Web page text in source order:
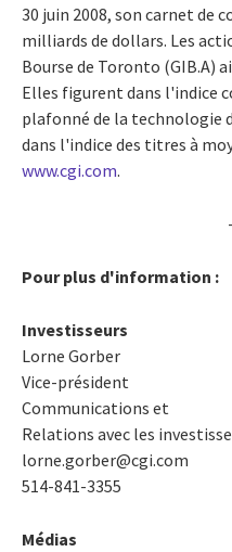
30 juin 2008, son carnet de
milliards de dollars. Les
Bourse de Toronto (GIB.A)
Elles figurent dans l'indice
plafonné de la technologie
dans l'indice des titres à
www.cgi.com.
Pour plus d'information :
Investisseurs
Lorne Gorber
Vice-président
Communications et
Relations avec les
lorne.gorber@cgi.com
514-841-3355
Médias